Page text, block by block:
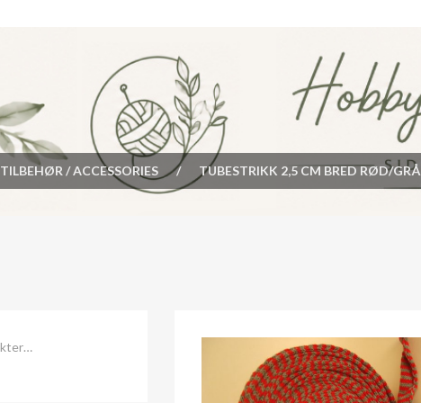
TILBEHØR / ACCESSORIES / TUBESTRIKK 2,5 CM BRED RØD/GRÅ